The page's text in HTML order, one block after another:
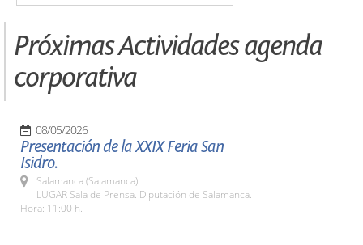
Próximas Actividades agenda
corporativa
08/05/2026
Presentación de la XXIX Feria San
Isidro.
Salamanca (Salamanca)
LUGAR Sala de Prensa. Diputación de Salamanca.
Hora: 11:00 h.